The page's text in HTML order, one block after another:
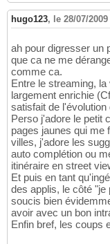
hugo123, le 28/07/
ah pour digresser un
que ca ne me
comme ca.
Entre le streaming,
largement enrichie
satisfait de l'évolution
Perso j'adore le petit
pages jaunes qui me
villes, j'adore les
auto complétion ou
itinéraire en street
Et puis en tant
des applis, le côté
soucis bien
avoir avec un bon
Enfin bref, les coups